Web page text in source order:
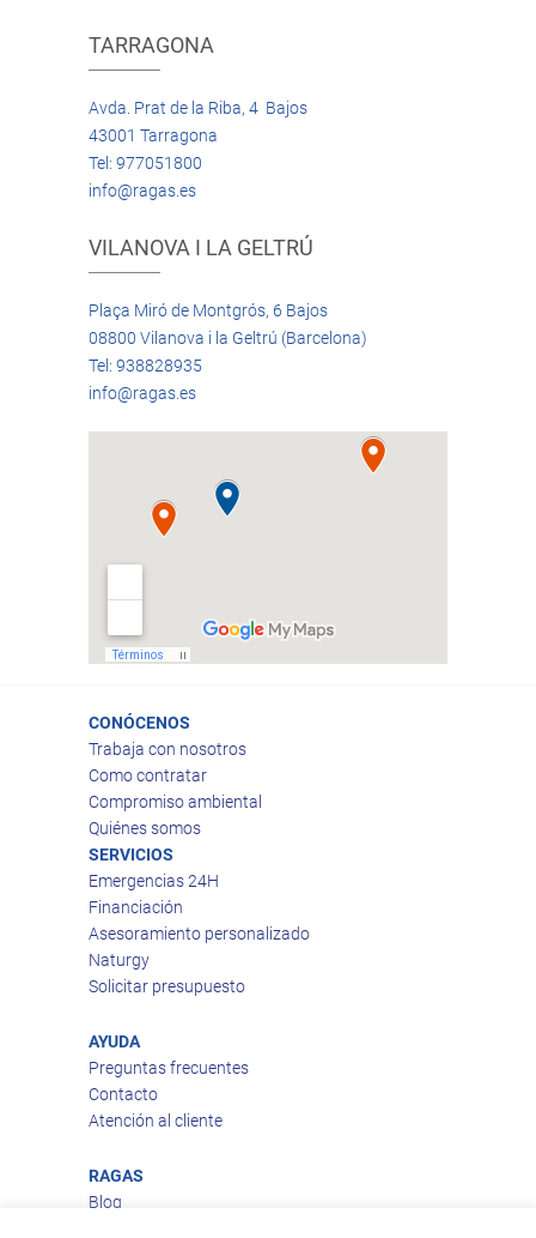
TARRAGONA
Avda. Prat de la Riba, 4 Bajos
43001 Tarragona
Tel: 977051800
info@ragas.es
VILANOVA I LA GELTRÚ
Plaça Miró de Montgrós, 6 Bajos
08800 Vilanova i la Geltrú (Barcelona)
Tel: 938828935
info@ragas.es
CONÓCENOS
Trabaja con nosotros
Como contratar
Compromiso ambiental
Quiénes somos
SERVICIOS
Emergencias 24H
Financiación
Asesoramiento personalizado
Naturgy
Solicitar presupuesto
AYUDA
Preguntas frecuentes
Contacto
Atención al cliente
RAGAS
Blog